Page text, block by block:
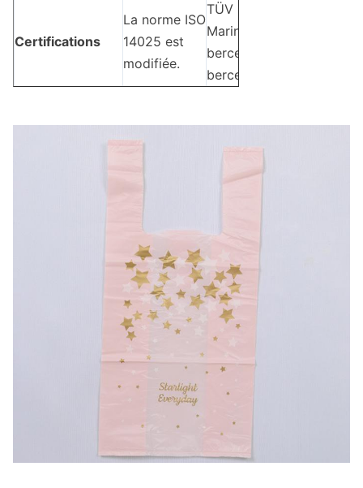
Certifications
La norme ISO
14025 est
modifiée.
TÜV OK
Marine, du
berceau au
berceau